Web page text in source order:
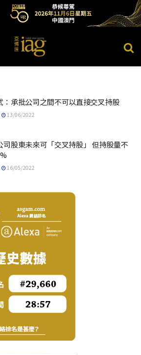
：承批公司之間不可以直接交叉持股
13/06/2022
司股東未來可「交叉持股」 但持股量不
16/05/2022